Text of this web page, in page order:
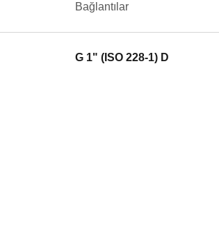
Bağlantılar
G 1" (ISO 228-1) D